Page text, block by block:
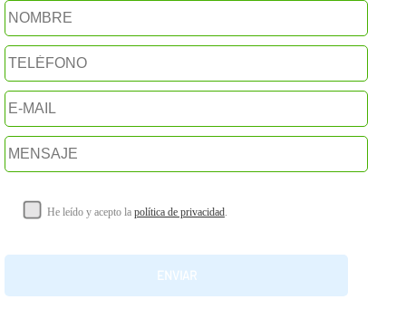
He leído y acepto la política de privacidad.